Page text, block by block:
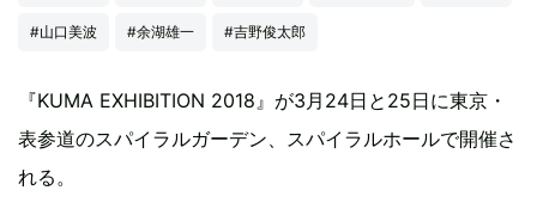
#山口美波 #余湖雄一 #吉野俊太郎
『KUMA EXHIBITION 2018』が3月24日と25日に東京・
表参道のスパイラルガーデン、スパイラルホールで開催さ
れる。